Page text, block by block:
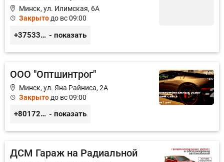
Минск, ул. Илимская, 6А
Закрыто до вс 09:00
+375333351516 - показать
ООО "Оптшинтрог"
Минск, ул. Яна Райниса, 2А
Закрыто до вс 09:00
+80172956801 - показать
ДСМ Гараж на Радиальной